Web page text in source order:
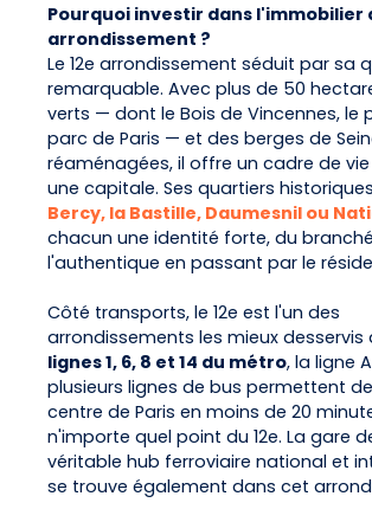
Pourquoi investir dans l'immobilier
arrondissement ?
Le 12e arrondissement séduit par sa
remarquable. Avec plus de 50
verts — dont le Bois de Vincennes, le
parc de Paris — et des berges de
réaménagées, il offre un cadre de
une capitale. Ses quartiers
Bercy, la Bastille, Daumesnil ou
chacun une identité forte, du
l'authentique en passant par le
Côté transports, le 12e est l'un des
arrondissements les mieux desservis
lignes 1, 6, 8 et 14 du métro, la ligne
plusieurs lignes de bus permettent
centre de Paris en moins de 20
n'importe quel point du 12e. La gare
véritable hub ferroviaire national et
se trouve également dans cet